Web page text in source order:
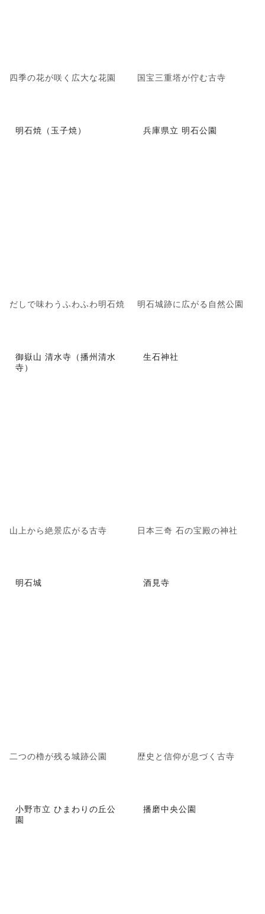
四季の花が咲く広大な花園 国宝三重塔が佇む古寺
明石焼（玉子焼）
だしで味わうふわふわ明石焼
兵庫県立 明石公園
明石城跡に広がる自然公園
御嶽山 清水寺（播州清水
寺）
山上から絶景広がる古寺
生石神社
日本三奇 石の宝殿の神社
明石城
二つの櫓が残る城跡公園
酒見寺
歴史と信仰が息づく古寺
小野市立 ひまわりの丘公
園
播磨中央公園